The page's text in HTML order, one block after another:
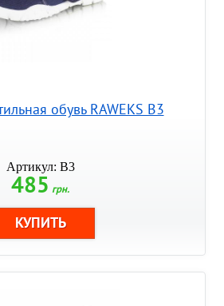
обувь RAWEKS B3
Артикул: B3
485 грн.